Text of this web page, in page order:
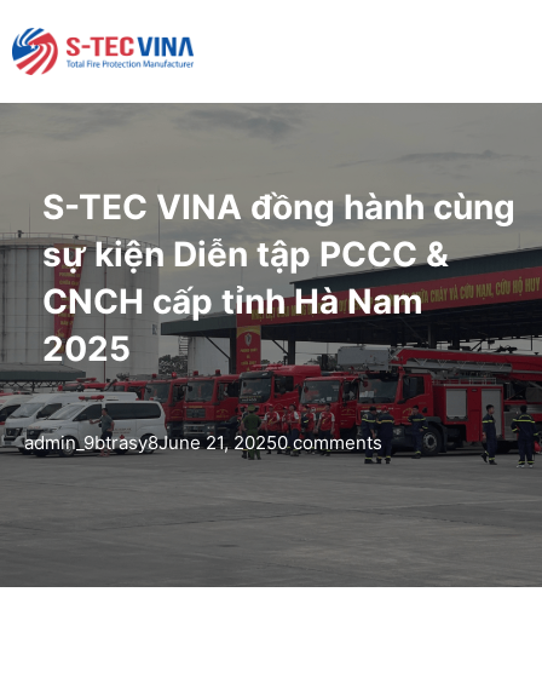
S-TEC VINA đồng hành cùng
sự kiện Diễn tập PCCC &
CNCH cấp tỉnh Hà Nam
2025
admin_9btrasy8June 21, 20250 comments